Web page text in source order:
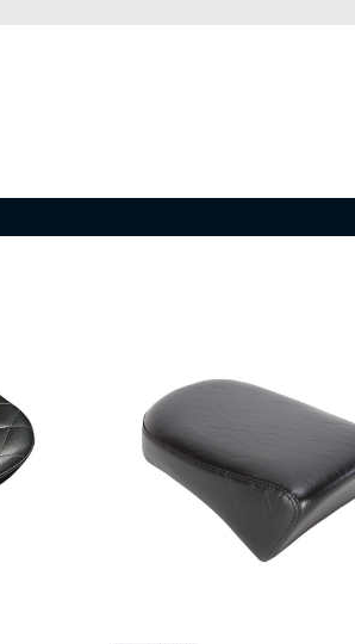
を続ける カートへ進む